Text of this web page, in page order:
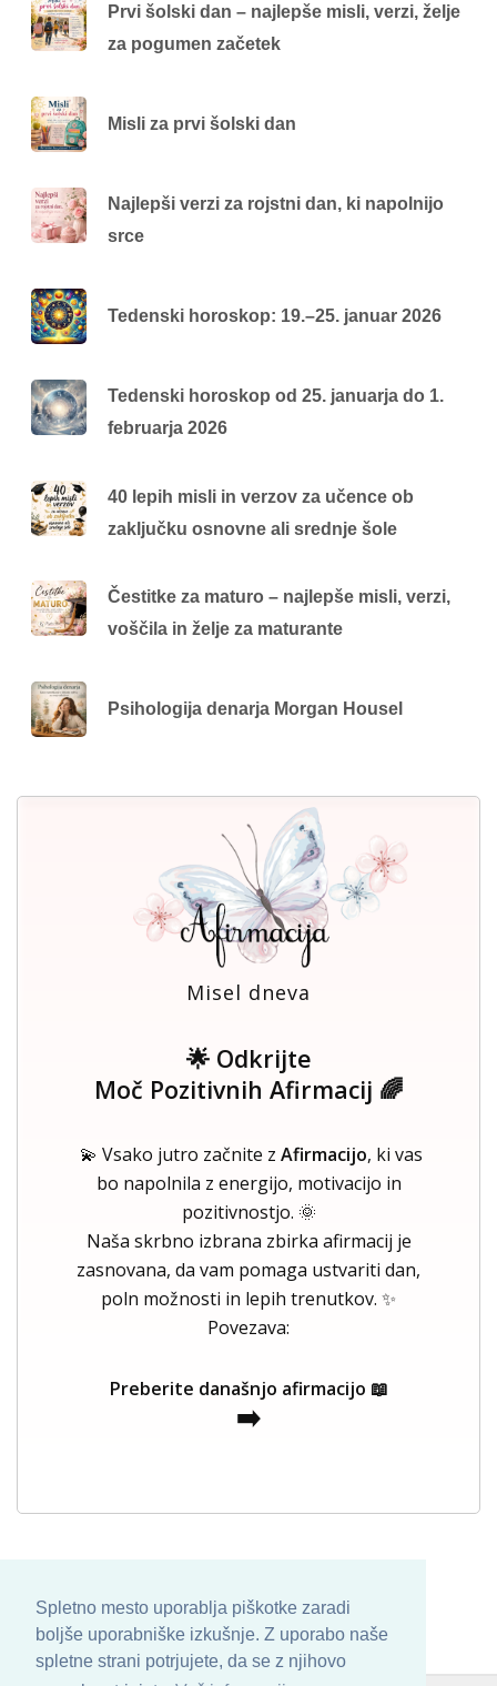
Spletno mesto uporablja piškotke zaradi
boljše uporabniške izkušnje. Z uporabo naše
spletne strani potrjujete, da se z njihovo
Prvi šolski dan – najlepše misli, verzi, želje
za pogumen začetek
Misli za prvi šolski dan
Najlepši verzi za rojstni dan, ki napolnijo
srce
Tedenski horoskop: 19.–25. januar 2026
Tedenski horoskop od 25. januarja do 1.
februarja 2026
40 lepih misli in verzov za učence ob
zaključku osnovne ali srednje šole
Čestitke za maturo – najlepše misli, verzi,
voščila in želje za maturante
Psihologija denarja Morgan Housel
Misel dneva
🌟 Odkrijte
Moč Pozitivnih Afirmacij 🌈
💫 Vsako jutro začnite z Afirmacijo, ki vas
bo napolnila z energijo, motivacijo in
pozitivnostjo. 🌞
Naša skrbno izbrana zbirka afirmacij je
zasnovana, da vam pomaga ustvariti dan,
poln možnosti in lepih trenutkov. ✨
Povezava:
Preberite današnjo afirmacijo 📖
➡️